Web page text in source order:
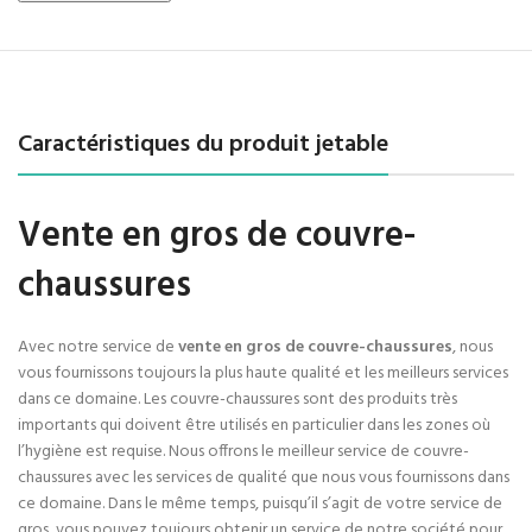
Caractéristiques du produit jetable
Vente en gros de couvre-
chaussures
Avec notre service devente en gros de couvre-chaussures, nous
vous fournissons toujours la plus haute qualité et les meilleurs services
dans ce domaine. Les couvre-chaussures sont des produits très
importants qui doivent être utilisés en particulier dans les zones où
l’hygiène est requise. Nous offrons le meilleur service de couvre-
chaussures avec les services de qualité que nous vous fournissons dans
ce domaine. Dans le même temps, puisqu’il s’agit de votre service de